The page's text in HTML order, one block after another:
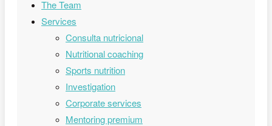
The Team
Services
Consulta nutricional
Nutritional coaching
Sports nutrition
Investigation
Corporate services
Mentoring premium